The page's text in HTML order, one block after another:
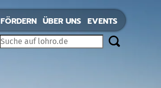
FÖRDERN ÜBER UNS EVENTS